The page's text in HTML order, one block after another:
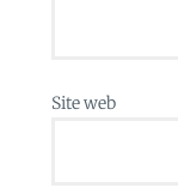
Site web